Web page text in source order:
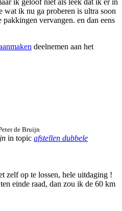
ik geloof niet als leek dat ik er in
wat ik nu ga proberen is ultra soon
vervangen. en dan eens
deelnemen aan het
de Bruijn
in topic afstellen dubbele
zelf op te lossen, hele uitdaging !
einde raad, dan zou ik de 60 km